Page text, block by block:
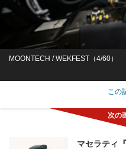
MOONTECH / WEKFEST（4/60）
この
マセラティ